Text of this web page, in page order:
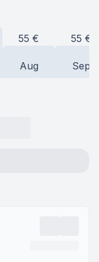
55 €
Aug
55 €
Sep